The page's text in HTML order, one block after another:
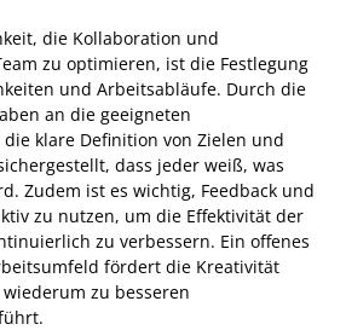
die Kollaboration und
zu optimieren, ist die Festlegung
und Arbeitsabläufe. Durch die
an die geeigneten
klare Definition von Zielen und
dass jeder weiß, was
Zudem ist es wichtig, Feedback und
zu nutzen, um die Effektivität der
zu verbessern. Ein offenes
fördert die Kreativität
zu besseren